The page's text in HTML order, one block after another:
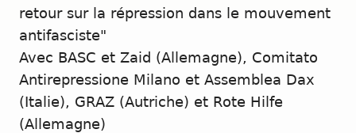
retour sur la répression dans le mouvement
antifasciste"
Avec BASC et Zaid (Allemagne), Comitato
Antirepressione Milano et Assemblea Dax
(Italie), GRAZ (Autriche) et Rote Hilfe
(Allemagne)